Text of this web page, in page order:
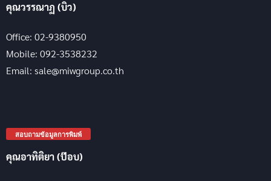
คุณวรรณาฏ (บิว)
Office: 02-9380950
Mobile: 092-3538232
Email: sale@miwgroup.co.th
สอบถามข้อมูลการพิมพ์
คุณอาทิติยา (ป๊อบ)